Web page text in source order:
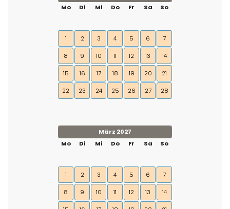
Mo
Di Mi Do Fr Sa So
1 2 3 4 5 6 7
8 9 10 11 12 13 14
15 16 17 18 19 20 21
22 23 24 25 26 27 28
März 2027
Mo
Di Mi Do Fr Sa So
1 2 3 4 5 6 7
8 9 10 11 12 13 14